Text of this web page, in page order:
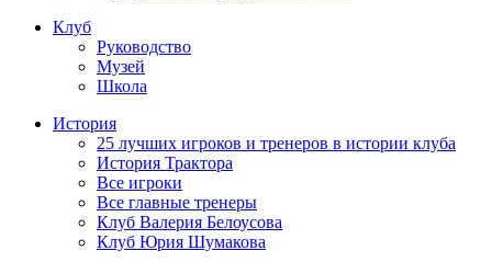
Клуб
Руководство
Музей
Школа
История
25 лучших игроков и тренеров в истории клуба
История Трактора
Все игроки
Все главные тренеры
Клуб Валерия Белоусова
Клуб Юрия Шумакова